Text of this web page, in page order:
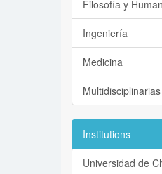
Filosofía y
Ingeniería
Medicina
Multidisciplinarias
Institutions
Universidad de